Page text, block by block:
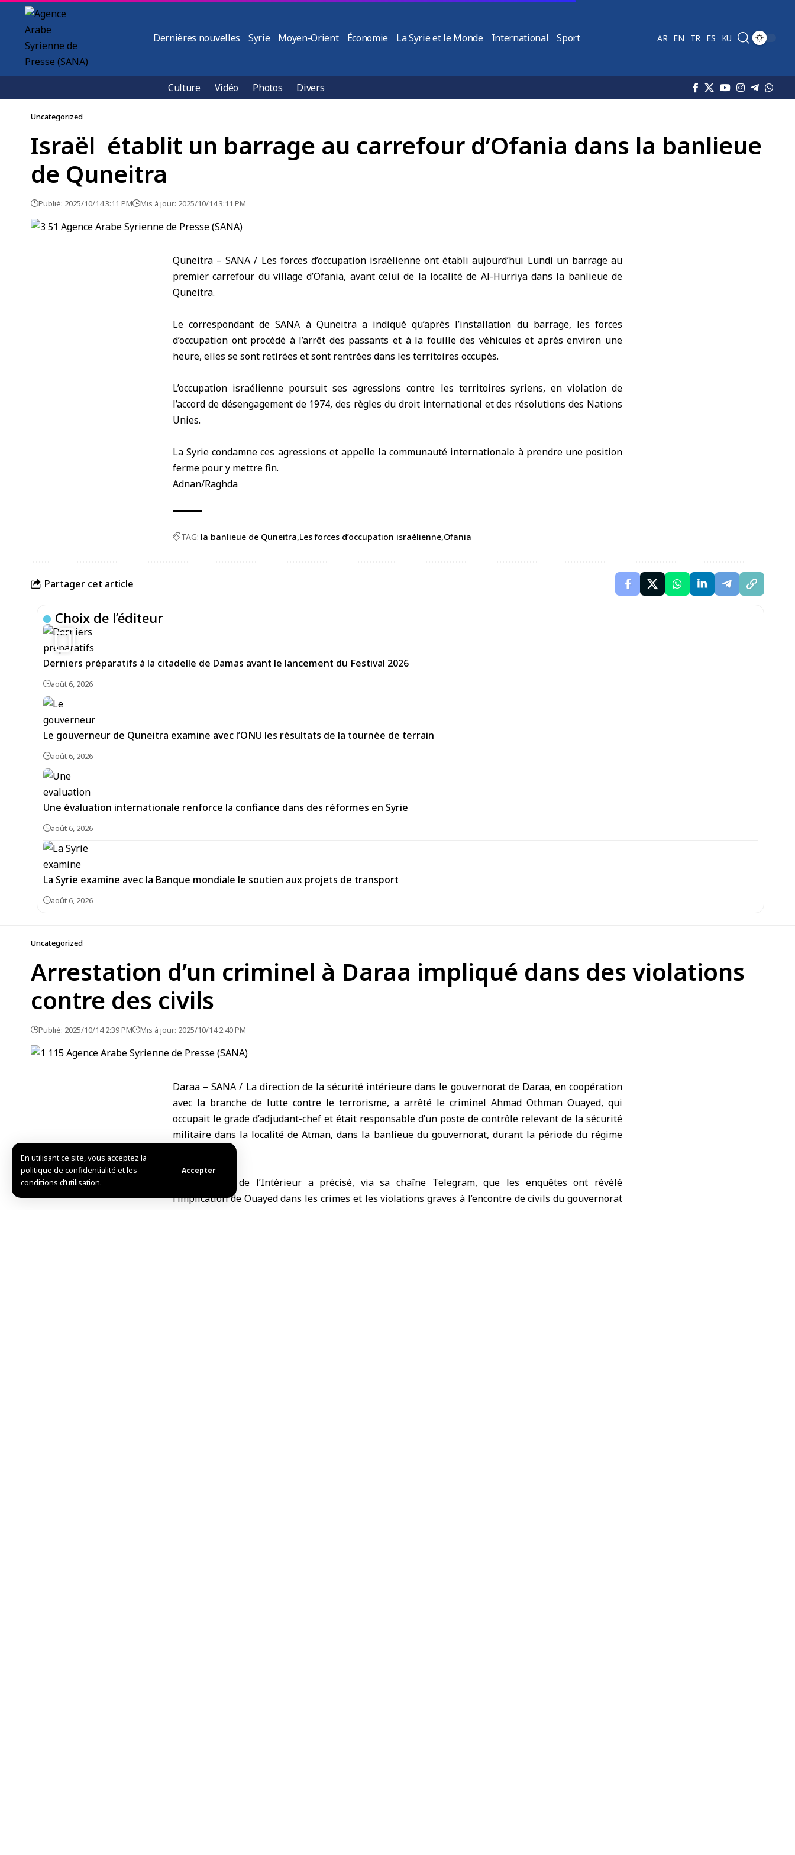
En utilisant ce site, vous acceptez la
politique de confidentialité et les
conditions d’utilisation.
Accepter
Dernières nouvelles Syrie Moyen-Orient Économie La Syrie et le Monde International Sport AR EN TR ES KU
Culture Vidéo Photos Divers
Uncategorized
Israël établit un barrage au carrefour d’Ofania dans la banlieue
de Quneitra
Publié: 2025/10/14 3:11 PM Mis à jour: 2025/10/14 3:11 PM
Quneitra – SANA / Les forces d’occupation israélienne ont établi aujourd’hui Lundi un barrage au
premier carrefour du village d’Ofania, avant celui de la localité de Al-Hurriya dans la banlieue de
Quneitra.
Le correspondant de SANA à Quneitra a indiqué qu’après l’installation du barrage, les forces
d’occupation ont procédé à l’arrêt des passants et à la fouille des véhicules et après environ une
heure, elles se sont retirées et sont rentrées dans les territoires occupés.
L’occupation israélienne poursuit ses agressions contre les territoires syriens, en violation de
l’accord de désengagement de 1974, des règles du droit international et des résolutions des Nations
Unies.
La Syrie condamne ces agressions et appelle la communauté internationale à prendre une position
ferme pour y mettre fin.
Adnan/Raghda
TAG: la banlieue de Quneitra Les forces d’occupation israélienne Ofania
Partager cet article
Choix de l’éditeur
5
Derniers préparatifs à la citadelle de Damas avant le lancement du Festival 2026
août 6, 2026
Le gouverneur de Quneitra examine avec l’ONU les résultats de la tournée de terrain
août 6, 2026
Une évaluation internationale renforce la confiance dans des réformes en Syrie
août 6, 2026
La Syrie examine avec la Banque mondiale le soutien aux projets de transport
août 6, 2026
Uncategorized
Arrestation d’un criminel à Daraa impliqué dans des violations
contre des civils
Publié: 2025/10/14 2:39 PM Mis à jour: 2025/10/14 2:40 PM
Daraa – SANA / La direction de la sécurité intérieure dans le gouvernorat deDaraa, en coopération
avec la branche de lutte contre le terrorisme, a arrêté le criminel Ahmad Othman Ouayed, qui
occupait le grade d’adjudant-chef et était responsable d’un poste de contrôle relevant de la sécurité
militaire dans la localité de Atman, dans la banlieue du gouvernorat, durant la période du régime
Le ministère de l’Intérieur a précisé, via sa chaîne Telegram, que les enquêtes ont révélé
l’implication de Ouayed dans les crimes et les violations graves à l’encontre de civils du gouvernorat